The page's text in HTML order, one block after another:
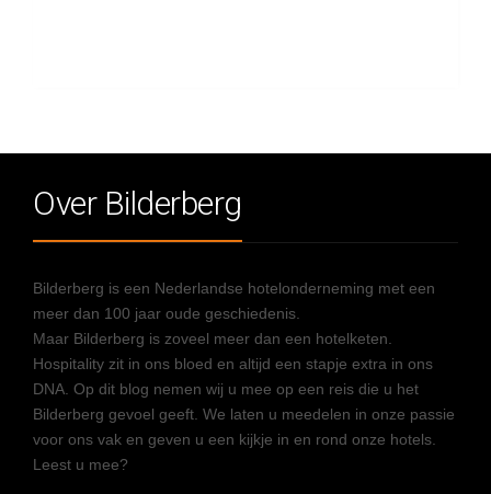
Over Bilderberg
Bilderberg is een Nederlandse hotelonderneming met een
meer dan 100 jaar oude geschiedenis.
Maar Bilderberg is zoveel meer dan een hotelketen.
Hospitality zit in ons bloed en altijd een stapje extra in ons
DNA. Op dit blog nemen wij u mee op een reis die u het
Bilderberg gevoel geeft. We laten u meedelen in onze passie
voor ons vak en geven u een kijkje in en rond onze hotels.
Leest u mee?